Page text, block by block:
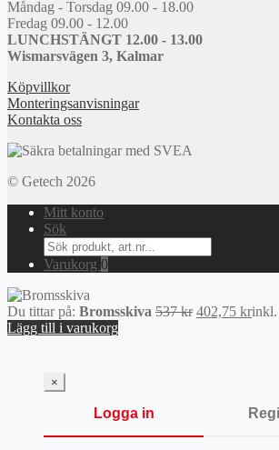
Måndag - Torsdag 09.00 - 18.00
Fredag 09.00 - 12.00
LUNCHSTÄNGT 12.00 - 13.00
Wismarsvägen 3, Kalmar
Köpvillkor
Monteringsanvisningar
Kontakta oss
© Getech 2026
Mitt konto
Sök
Search
for:
Varukorg 0
Du tittar på: Bromsskiva 537kr Det
402,75 krDet
inkl.
Lägg till i varukorg
×
Logga in